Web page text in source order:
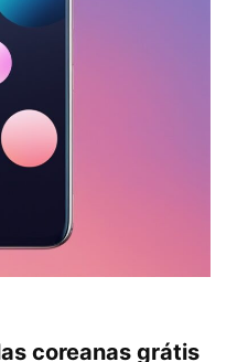
coreanas grátis